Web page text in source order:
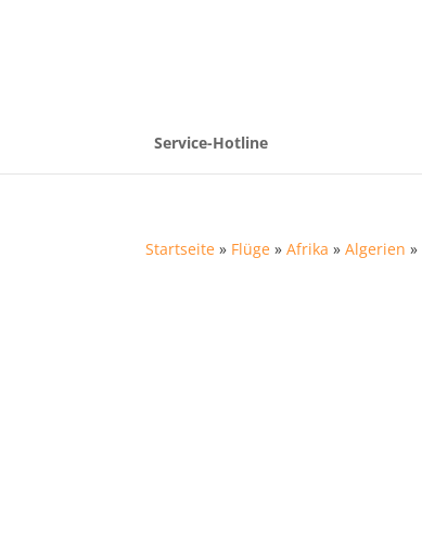
Service-Hotline
Startseite » Flüge »Afrika »Algerien »